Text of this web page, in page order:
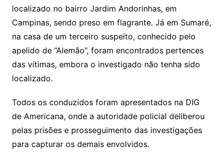
localizado no bairro Jardim Andorinhas, em
Campinas, sendo preso em flagrante. Já em Sumaré,
na casa de um terceiro suspeito, conhecido pelo
apelido de “Alemão”, foram encontrados pertences
das vítimas, embora o investigado não tenha sido
localizado.
Todos os conduzidos foram apresentados na DIG
de Americana, onde a autoridade policial deliberou
pelas prisões e prosseguimento das investigações
para capturar os demais envolvidos.